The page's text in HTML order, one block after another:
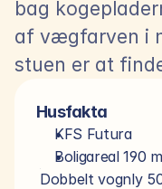
Husfakta
KFS Futura
Boligareal 190
Dobbelt vognly
bag
af vægfarven i
stuen er at